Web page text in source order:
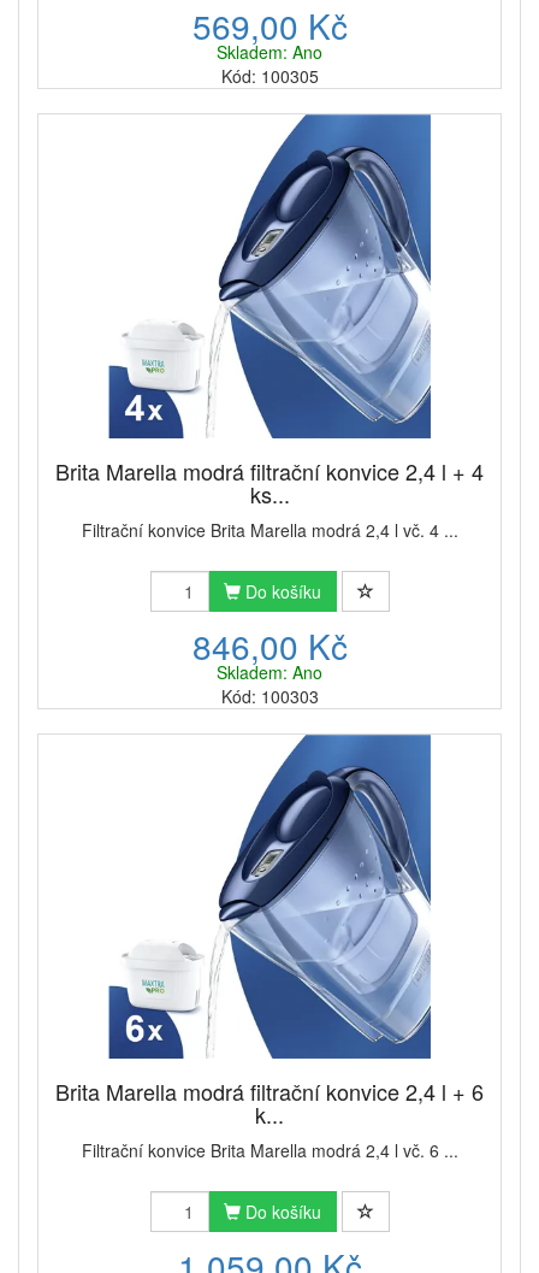
569,00 Kč
Skladem: Ano
Kód: 100305
Brita Marella modrá filtrační konvice 2,4 l + 4
ks...
Filtrační konvice Brita Marella modrá 2,4 l vč. 4 ...
Do košíku
846,00 Kč
Skladem: Ano
Kód: 100303
Brita Marella modrá filtrační konvice 2,4 l + 6
k...
Filtrační konvice Brita Marella modrá 2,4 l vč. 6 ...
Do košíku